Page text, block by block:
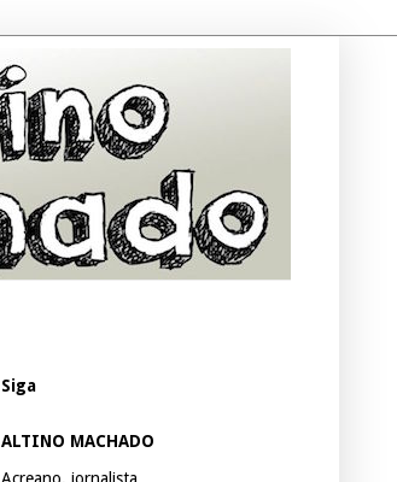
Siga
ALTINO MACHADO